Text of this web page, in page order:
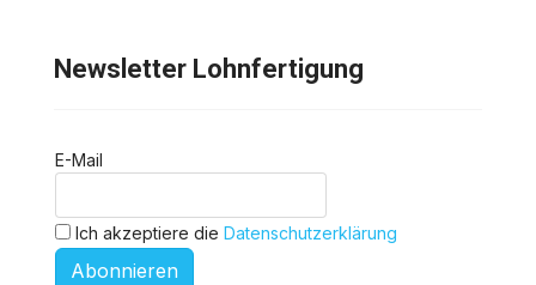
Newsletter Lohnfertigung
E-Mail
Ich akzeptiere die Datenschutzerklärung
Abonnieren